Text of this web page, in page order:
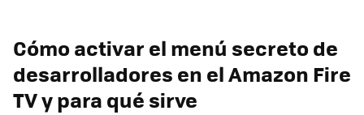
Cómo activar el menú secreto de
desarrolladores en el Amazon Fire
TV y para qué sirve